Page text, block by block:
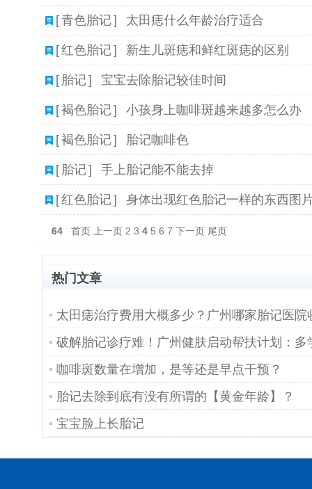
[青色胎记 ] 太田痣什么年龄治疗适合
[红色胎记 ] 新生儿斑痣和鲜红斑痣的区别
[ 胎记 ] 宝宝去除胎记较佳时间
[褐色胎记 ] 小孩身上咖啡斑越来越多怎么办
[褐色胎记 ] 胎记咖啡色
[ 胎记 ] 手上胎记能不能去掉
[红色胎记 ] 身体出现红色胎记一样的东西图
64 首页 上一页 2 3 4 5 6 7 下一页 尾页
热门文章
太田痣治疗费用大概多少？广州哪家胎记医院
咖啡斑数量在增加，是等还是早点干预？
胎记去除到底有没有所谓的【黄金年龄】？
宝宝脸上长胎记